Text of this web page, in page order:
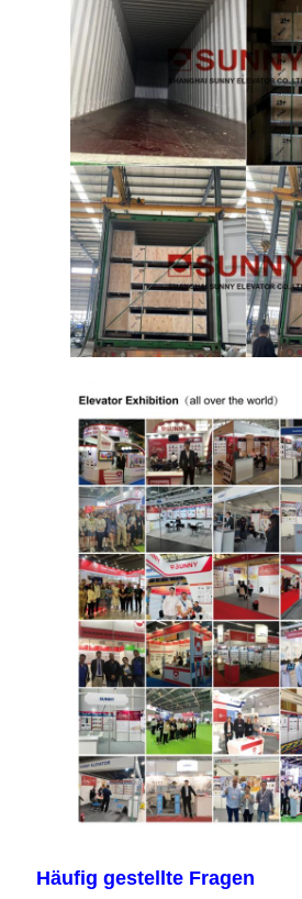
Häufig gestellte Fragen